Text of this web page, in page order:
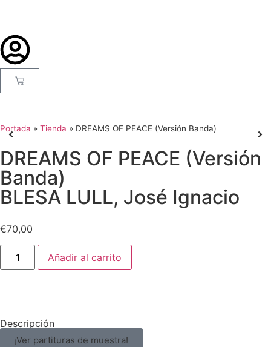
Portada » Tienda » DREAMS OF PEACE (Versión Banda)
DREAMS OF PEACE (Versión
Banda)
BLESA LULL, José Ignacio
€70,00
Añadir al carrito
Descripción
¡Ver partituras de muestra!